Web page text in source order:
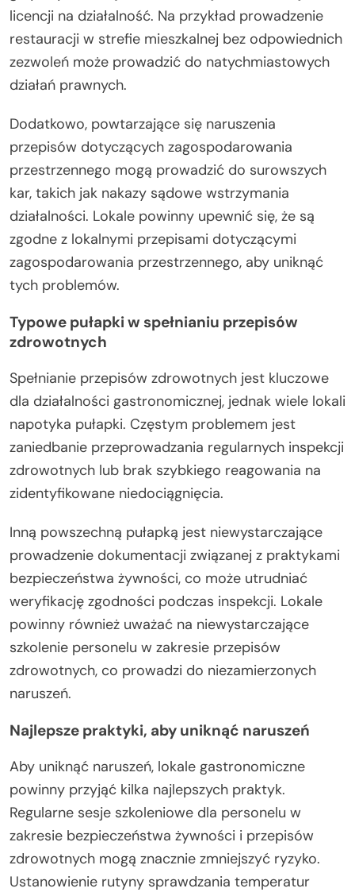
licencji na działalność. Na przykład prowadzenie
restauracji w strefie mieszkalnej bez odpowiednich
zezwoleń może prowadzić do natychmiastowych
działań prawnych.
Dodatkowo, powtarzające się naruszenia
przepisów dotyczących zagospodarowania
przestrzennego mogą prowadzić do surowszych
kar, takich jak nakazy sądowe wstrzymania
działalności. Lokale powinny upewnić się, że są
zgodne z lokalnymi przepisami dotyczącymi
zagospodarowania przestrzennego, aby uniknąć
tych problemów.
Typowe pułapki w spełnianiu przepisów
zdrowotnych
Spełnianie przepisów zdrowotnych jest kluczowe
dla działalności gastronomicznej, jednak wiele lokali
napotyka pułapki. Częstym problemem jest
zaniedbanie przeprowadzania regularnych inspekcji
zdrowotnych lub brak szybkiego reagowania na
zidentyfikowane niedociągnięcia.
Inną powszechną pułapką jest niewystarczające
prowadzenie dokumentacji związanej z praktykami
bezpieczeństwa żywności, co może utrudniać
weryfikację zgodności podczas inspekcji. Lokale
powinny również uważać na niewystarczające
szkolenie personelu w zakresie przepisów
zdrowotnych, co prowadzi do niezamierzonych
naruszeń.
Najlepsze praktyki, aby uniknąć naruszeń
Aby uniknąć naruszeń, lokale gastronomiczne
powinny przyjąć kilka najlepszych praktyk.
Regularne sesje szkoleniowe dla personelu w
zakresie bezpieczeństwa żywności i przepisów
zdrowotnych mogą znacznie zmniejszyć ryzyko.
Ustanowienie rutyny sprawdzania temperatur